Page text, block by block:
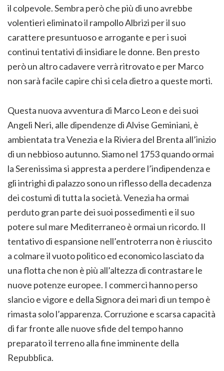
il colpevole. Sembra però che più di uno avrebbe
volentieri eliminato il rampollo Albrizi per il suo
carattere presuntuoso e arrogante e per i suoi
continui tentativi di insidiare le donne. Ben presto
però un altro cadavere verrà ritrovato e per Marco
non sarà facile capire chi si cela dietro a queste morti.
Questa nuova avventura di Marco Leon e dei suoi
Angeli Neri, alle dipendenze di Alvise Geminiani, è
ambientata tra Venezia e la Riviera del Brenta all’inizio
di un nebbioso autunno. Siamo nel 1753 quando ormai
la Serenissima si appresta a perdere l’indipendenza e
gli intrighi di palazzo sono un riflesso della decadenza
dei costumi di tutta la società. Venezia ha ormai
perduto gran parte dei suoi possedimenti e il suo
potere sul mare Mediterraneo è ormai un ricordo. Il
tentativo di espansione nell’entroterra non è riuscito
a colmare il vuoto politico ed economico lasciato da
una flotta che non è più all’altezza di contrastare le
nuove potenze europee. I commerci hanno perso
slancio e vigore e della Signora dei mari di un tempo è
rimasta solo l’apparenza. Corruzione e scarsa capacità
di far fronte alle nuove sfide del tempo hanno
preparato il terreno alla fine imminente della
Repubblica.